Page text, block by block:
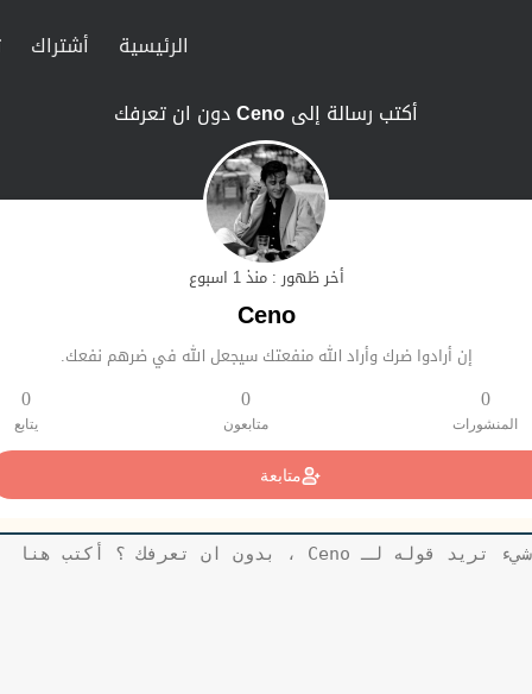
الرئيسية أشتراك
أكتب رسالة إلىCenoدون ان تعرفك
أخر ظهور : منذ 1 اسبوع
Ceno
إن أرادوا ضرك وأراد الله منفعتك سيجعل الله في ضرهم نفعك.
0
المنشورات
0
متابعون
0
يتابع
متابعة